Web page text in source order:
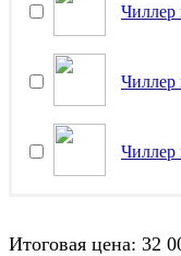
Чиллер
Чиллер
Чиллер
Итоговая цена: 32